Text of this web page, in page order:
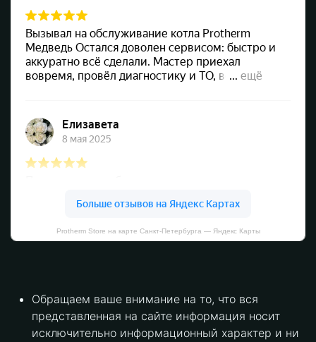
Protherm Store на карте Санкт‑Петербурга — Яндекс Карты
Обращаем ваше внимание на то, что вся
представленная на сайте информация носит
исключительно информационный характер и ни